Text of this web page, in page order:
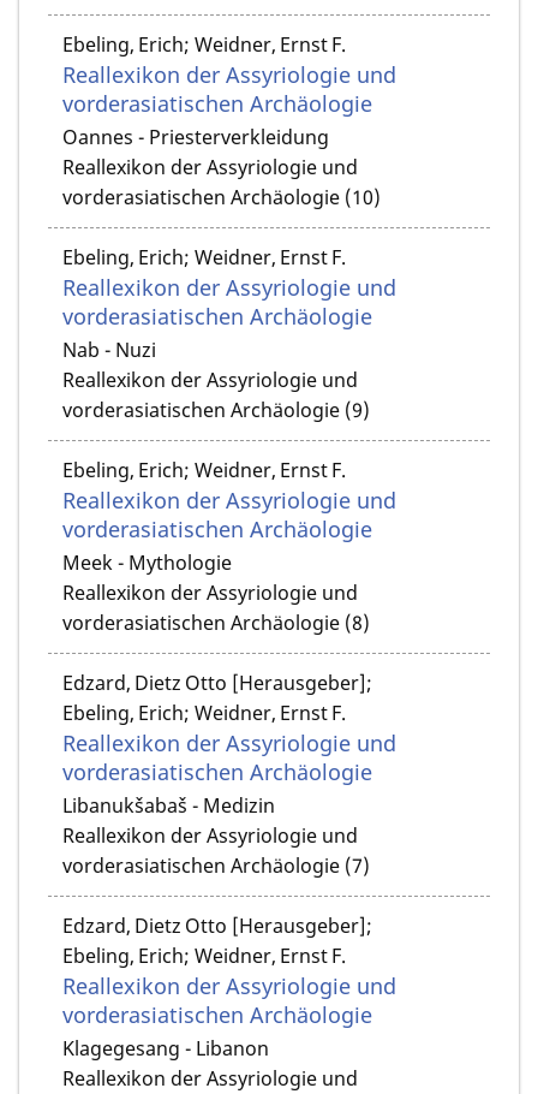
Ebeling, Erich; Weidner, Ernst F.
Reallexikon der Assyriologie und
vorderasiatischen Archäologie
Oannes - Priesterverkleidung
Reallexikon der Assyriologie und
vorderasiatischen Archäologie (10)
Ebeling, Erich; Weidner, Ernst F.
Reallexikon der Assyriologie und
vorderasiatischen Archäologie
Nab - Nuzi
Reallexikon der Assyriologie und
vorderasiatischen Archäologie (9)
Ebeling, Erich; Weidner, Ernst F.
Reallexikon der Assyriologie und
vorderasiatischen Archäologie
Meek - Mythologie
Reallexikon der Assyriologie und
vorderasiatischen Archäologie (8)
Edzard, Dietz Otto [Herausgeber];
Ebeling, Erich; Weidner, Ernst F.
Reallexikon der Assyriologie und
vorderasiatischen Archäologie
Libanukšabaš - Medizin
Reallexikon der Assyriologie und
vorderasiatischen Archäologie (7)
Edzard, Dietz Otto [Herausgeber];
Ebeling, Erich; Weidner, Ernst F.
Reallexikon der Assyriologie und
vorderasiatischen Archäologie
Klagegesang - Libanon
Reallexikon der Assyriologie und